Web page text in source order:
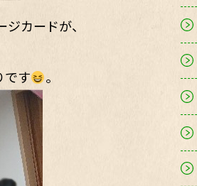
ジカードが、
です
。